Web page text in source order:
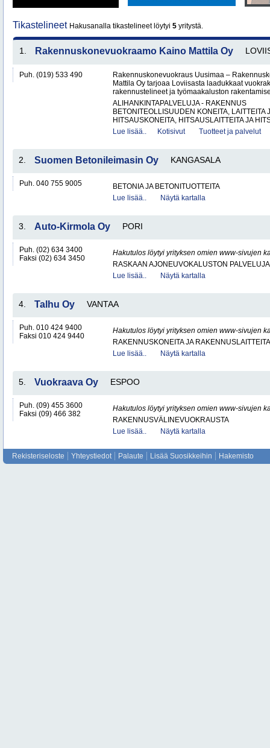
Tikastelineet Hakusanalla tikastelineet löytyi 5 yritystä.
1. Rakennuskonevuokraamo Kaino Mattila Oy
Puh. (019) 533 490
Rakennuskonevuokraus Uusimaa –
Mattila Oy tarjoaa Loviisasta laadukkaat
rakennustelineet ja työmaakaluston
ALIHANKINTAPALVELUJA - RAKENNUS
BETONITEOLLISUUDEN KONEITA, LAITTEITA
HITSAUSKONEITA, HITSAUSLAITTEITA JA
Lue lisää..
Kotisivut Tuotteet ja palvelut
2. Suomen Betonileimasin Oy KANGASALA
Puh. 040 755 9005
BETONIA JA BETONITUOTTEITA
Lue lisää..
Näytä kartalla
3. Auto-Kirmola Oy PORI
Puh. (02) 634 3400
Faksi (02) 634 3450
Hakutulos löytyi yrityksen omien www-sivujen
RASKAAN AJONEUVOKALUSTON
Lue lisää..
Näytä kartalla
4. Talhu Oy VANTAA
Puh. 010 424 9400
Faksi 010 424 9440
Hakutulos löytyi yrityksen omien www-sivujen
RAKENNUSKONEITA JA RAKENNUSLAITTEITA
Lue lisää..
Näytä kartalla
5. Vuokraava Oy ESPOO
Puh. (09) 455 3600
Faksi (09) 466 382
Hakutulos löytyi yrityksen omien www-sivujen
RAKENNUSVÄLINEVUOKRAUSTA
Lue lisää..
Näytä kartalla
Rekisteriseloste Yhteystiedot Palaute Lisää Suosikkeihin Hakemisto